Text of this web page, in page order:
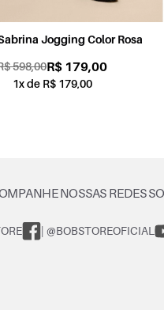
Shorts Sabrina Jogging
R$ 598,00
NOSSAS REDES
| @BOBSTOREOFICIAL